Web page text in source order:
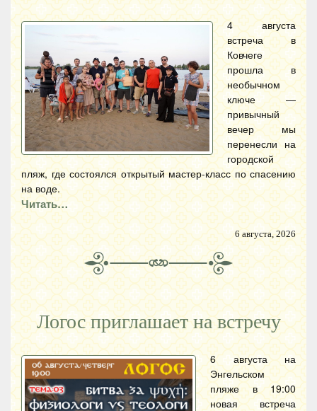
4 августа
встреча в
Ковчеге
прошла в
необычном
ключе —
привычный
вечер мы
перенесли на
городской
пляж, где состоялся открытый мастер-класс по спасению
на воде.
Читать…
6 августа, 2026
Логос приглашает на встречу
6 августа на
Энгельском
пляже в 19:00
новая встреча